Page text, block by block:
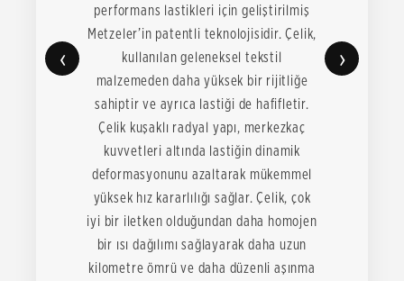
‹
performans lastikleri için geliştirilmiş
Metzeler’in patentli teknolojisidir. Çelik,
kullanılan geleneksel tekstil
malzemeden daha yüksek bir rijitliğe
sahiptir ve ayrıca lastiği de hafifletir.
Çelik kuşaklı radyal yapı, merkezkaç
kuvvetleri altında lastiğin dinamik
deformasyonunu azaltarak mükemmel
yüksek hız kararlılığı sağlar. Çelik, çok
iyi bir iletken olduğundan daha homojen
bir ısı dağılımı sağlayarak daha uzun
kilometre ömrü ve daha düzenli aşınma
›